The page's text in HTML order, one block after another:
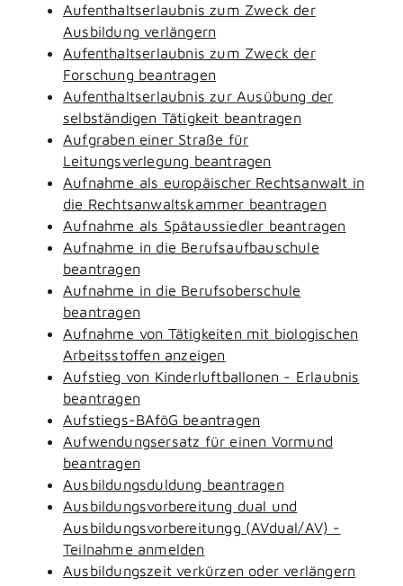
Aufenthaltserlaubnis zum Zweck der
Ausbildung verlängern
Aufenthaltserlaubnis zum Zweck der
Forschung beantragen
Aufenthaltserlaubnis zur Ausübung der
selbständigen Tätigkeit beantragen
Aufgraben einer Straße für
Leitungsverlegung beantragen
Aufnahme als europäischer Rechtsanwalt in
die Rechtsanwaltskammer beantragen
Aufnahme als Spätaussiedler beantragen
Aufnahme in die Berufsaufbauschule
beantragen
Aufnahme in die Berufsoberschule
beantragen
Aufnahme von Tätigkeiten mit biologischen
Arbeitsstoffen anzeigen
Aufstieg von Kinderluftballonen - Erlaubnis
beantragen
Aufstiegs-BAföG beantragen
Aufwendungsersatz für einen Vormund
beantragen
Ausbildungsduldung beantragen
Ausbildungsvorbereitung dual und
Ausbildungsvorbereitungg (AVdual/AV) -
Teilnahme anmelden
Ausbildungszeit verkürzen oder verlängern